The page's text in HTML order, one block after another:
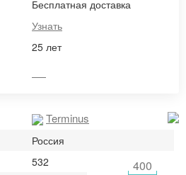
Бесплатная доставка
Узнать
25 лет
Terminus
Россия
532
400